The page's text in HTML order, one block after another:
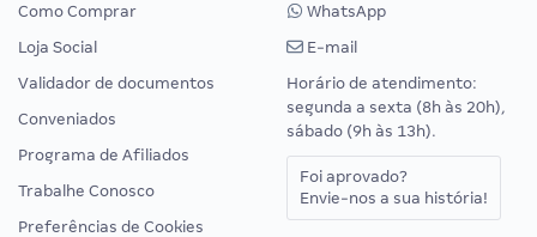
Como Comprar
Loja Social
Validador de documentos
Conveniados
Programa de Afiliados
Trabalhe Conosco
Preferências de Cookies
WhatsApp
E-mail
Horário de atendimento:
segunda a sexta (8h às 20h),
sábado (9h às 13h).
Foi aprovado?
Envie-nos a sua história!